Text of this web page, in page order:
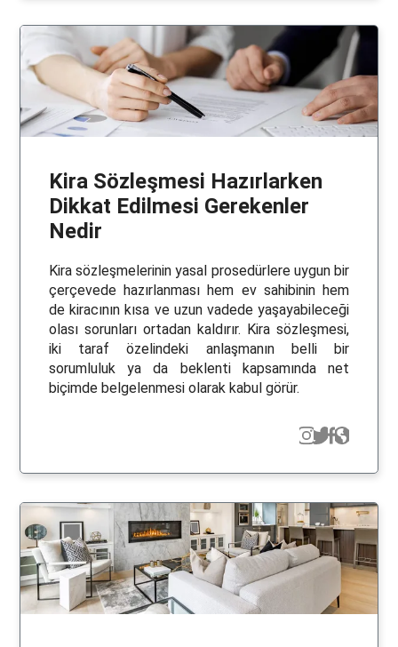
Kira Sözleşmesi Hazırlarken
Dikkat Edilmesi Gerekenler
Nedir
Kira sözleşmelerinin yasal prosedürlere uygun bir
çerçevede hazırlanması hem ev sahibinin hem
de kiracının kısa ve uzun vadede yaşayabileceği
olası sorunları ortadan kaldırır. Kira sözleşmesi,
iki taraf özelindeki anlaşmanın belli bir
sorumluluk ya da beklenti kapsamında net
biçimde belgelenmesi olarak kabul görür.